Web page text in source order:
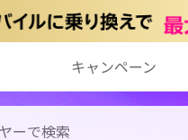
キャンペーン